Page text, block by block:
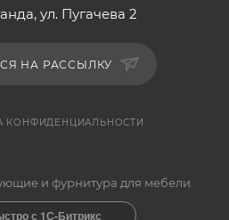
ул. Пугачева 2
НА РАССЫЛКУ
КОНФИДЕНЦИАЛЬНОСТИ
и фурнитура для мебели.
с 1С-Битрикс